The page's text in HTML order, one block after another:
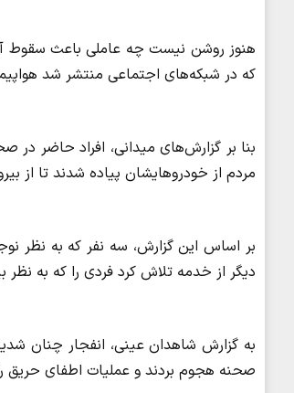
که در شبکه‌های اجتماعی منتشر شد
بنا بر گزارش‌های میدانی، افراد حاضر در
مردم از خودروهایشان پیاده شدند تا
بر اساس این گزارش، سه نفر که به نظر
دیگر از خدمه تلاش کرد فردی را که به
به گزارش شاهدان عینی، انفجار چنان
صحنه هجوم بردند و عملیات اطفای حریق